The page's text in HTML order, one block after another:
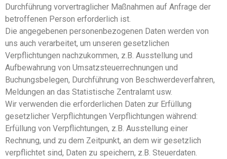
Durchführung vorvertraglicher Maßnahmen auf Anfrage der
betroffenen Person erforderlich ist.
Die angegebenen personenbezogenen Daten werden von
uns auch verarbeitet, um unseren gesetzlichen
Verpflichtungen nachzukommen, z.B. Ausstellung und
Aufbewahrung von Umsatzsteuerrechnungen und
Buchungsbelegen, Durchführung von Beschwerdeverfahren,
Meldungen an das Statistische Zentralamt usw.
Wir verwenden die erforderlichen Daten zur Erfüllung
gesetzlicher Verpflichtungen Verpflichtungen während:
Erfüllung von Verpflichtungen, z.B. Ausstellung einer
Rechnung, und zu dem Zeitpunkt, an dem wir gesetzlich
verpflichtet sind, Daten zu speichern, z.B. Steuerdaten.